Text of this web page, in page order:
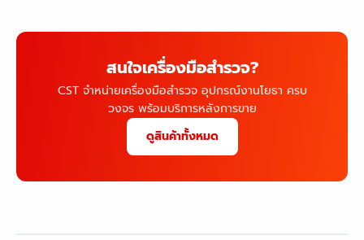
สนใจเครื่องมือสำรวจ?
CST จำหน่ายเครื่องมือสำรวจ อุปกรณ์งานโยธา ครบ
วงจร พร้อมบริการหลังการขาย
ดูสินค้าทั้งหมด